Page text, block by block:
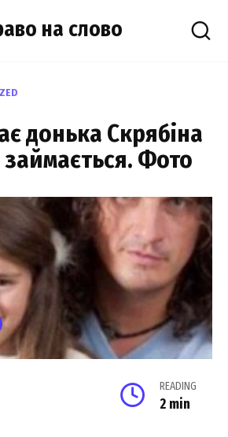
на слово
донька Скрябіна
займається. Фото
READING
2 min